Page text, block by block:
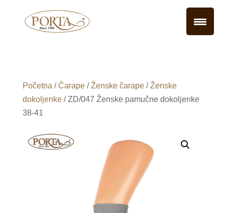
Početna /Čarape/Ženske čarape/Ženske
dokoljenke/ ZD/047 Ženske pamučne dokoljenke
38-41